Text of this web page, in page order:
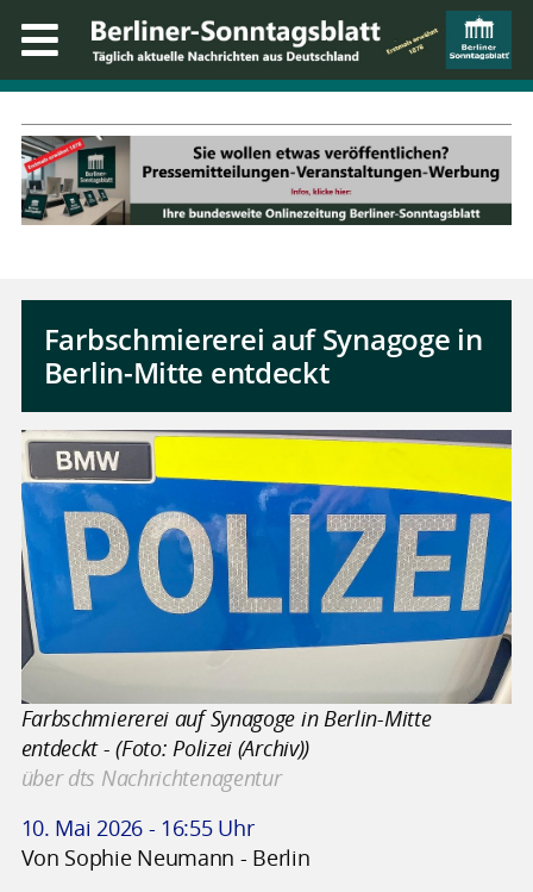
Farbschmiererei auf Synagoge in
Berlin-Mitte entdeckt
Farbschmiererei auf Synagoge in Berlin-Mitte
entdeckt - (Foto: Polizei (Archiv))
über dts Nachrichtenagentur
10. Mai 2026 - 16:55 Uhr
Von Sophie Neumann - Berlin